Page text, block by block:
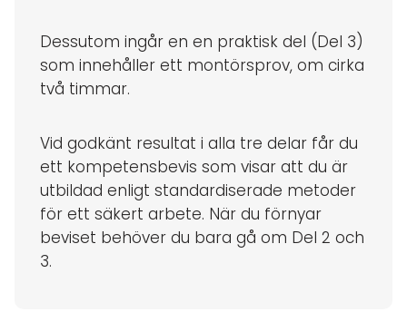
Dessutom ingår en en praktisk del (Del 3)
som innehåller ett montörsprov, om cirka
två timmar.
Vid godkänt resultat i alla tre delar får du
ett kompetensbevis som visar att du är
utbildad enligt standardiserade metoder
för ett säkert arbete. När du förnyar
beviset behöver du bara gå om Del 2 och
3.